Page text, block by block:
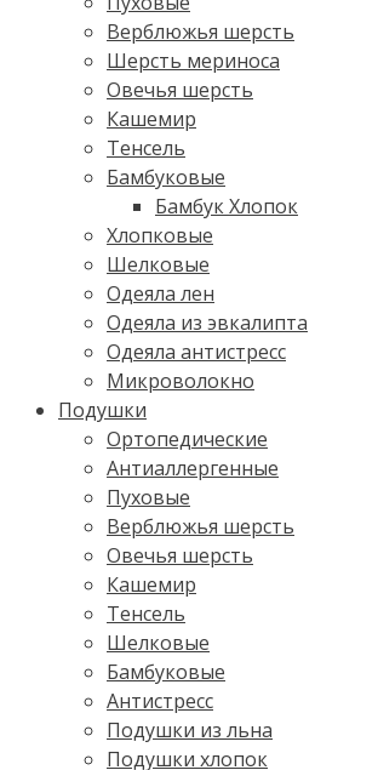
Верблюжья шерсть
Шерсть мериноса
Овечья шерсть
Кашемир
Тенсель
Бамбуковые
Бамбук Хлопок
Хлопковые
Шелковые
Одеяла лен
Одеяла из эвкалипта
Одеяла антистресс
Микроволокно
Подушки
Ортопедические
Антиаллергенные
Пуховые
Верблюжья шерсть
Овечья шерсть
Кашемир
Тенсель
Шелковые
Бамбуковые
Антистресс
Подушки из льна
Подушки хлопок